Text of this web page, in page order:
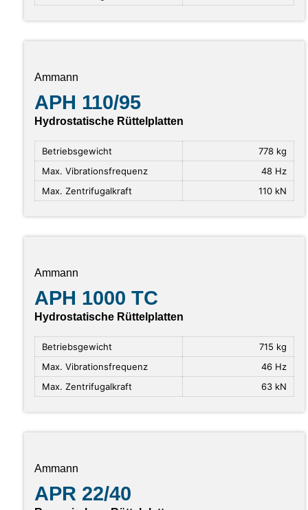
Ammann
APH 110/95
Hydrostatische Rüttelplatten
Betriebsgewicht
778 kg
Max. Vibrationsfrequenz
48 Hz
Max. Zentrifugalkraft
110 kN
Ammann
APH 1000 TC
Hydrostatische Rüttelplatten
Betriebsgewicht
715 kg
Max. Vibrationsfrequenz
46 Hz
Max. Zentrifugalkraft
63 kN
Ammann
APR 22/40